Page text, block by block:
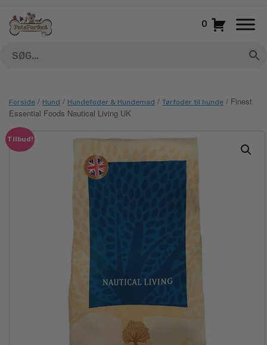
indhold
0
Forside / Hund / Hundefoder & Hundemad / Tørfoder til hunde / Finest
Essential Foods Nautical Living UK
Tilbud!